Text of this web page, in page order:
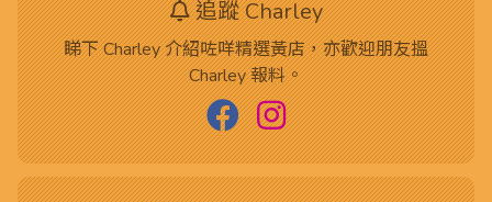
追蹤 Charley
睇下 Charley 介紹咗咩精選黃店，亦歡迎朋友搵
Charley 報料。